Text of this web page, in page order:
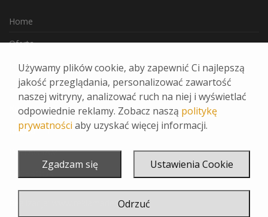
Home
Oferta
Jak Zamawiać
Ulubione
Kontakt
Regulamin
INSTAGRAM
FACEBOOK
www.reklamadesign.pl
Używamy plików cookie, aby zapewnić Ci najlepszą
jakość przeglądania, personalizować zawartość
naszej witryny, analizować ruch na niej i wyświetlać
odpowiednie reklamy. Zobacz naszą politykę
prywatności aby uzyskać więcej informacji.
Zgadzam się Ustawienia Cookie
Odrzuć